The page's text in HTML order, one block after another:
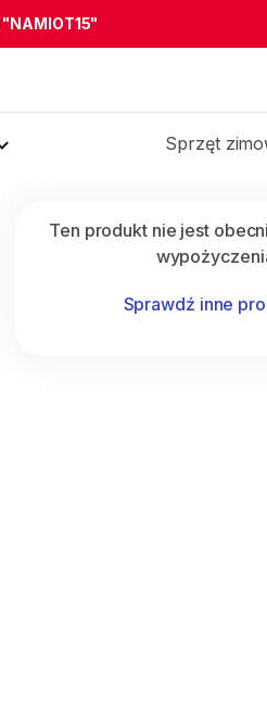
"NAMIOT15"
Sprzęt
Ten produkt nie jest
Sprawdź inne